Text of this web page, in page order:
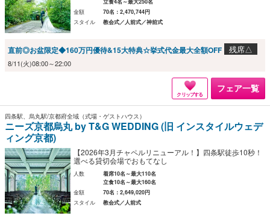
金額
70名：2,470,744円
スタイル
教会式／人前式／神前式
直前◎お盆限定◆160万円優待&15大特典☆挙式代金最大全額OFF 残席△
8/11(火)08:00～22:00
クリップする
フェア一覧
四条駅、烏丸駅/京都府全域（式場・ゲストハウス）
ニーズ京都烏丸 by T&G WEDDING (旧 インスタイルウェデ
ィング京都)
【2026年3月チャペルリニューアル！】四条駅徒歩10秒！
選べる貸切会場でおもてなし
人数
着席10名～最大110名
立食10名～最大160名
金額
70名：2,649,020円
スタイル
教会式／人前式